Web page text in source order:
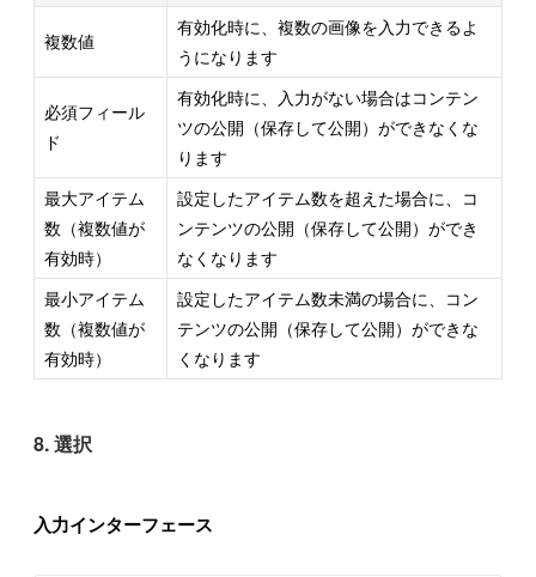
複数値
有効化時に、複数の画像を入力できるよ
うになります
必須フィール
ド
有効化時に、入力がない場合はコンテン
ツの公開（保存して公開）ができなくな
ります
最大アイテム
数（複数値が
有効時）
設定したアイテム数を超えた場合に、コ
ンテンツの公開（保存して公開）ができ
なくなります
最小アイテム
数（複数値が
有効時）
設定したアイテム数未満の場合に、コン
テンツの公開（保存して公開）ができな
くなります
8. 選択
入力インターフェース